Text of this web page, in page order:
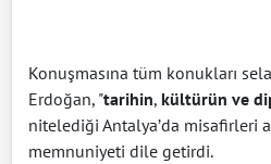
Konuşmasına tüm konukları
Erdoğan, "tarihin, kültürün ve
nitelediği Antalya’da misafirleri
memnuniyeti dile getirdi.